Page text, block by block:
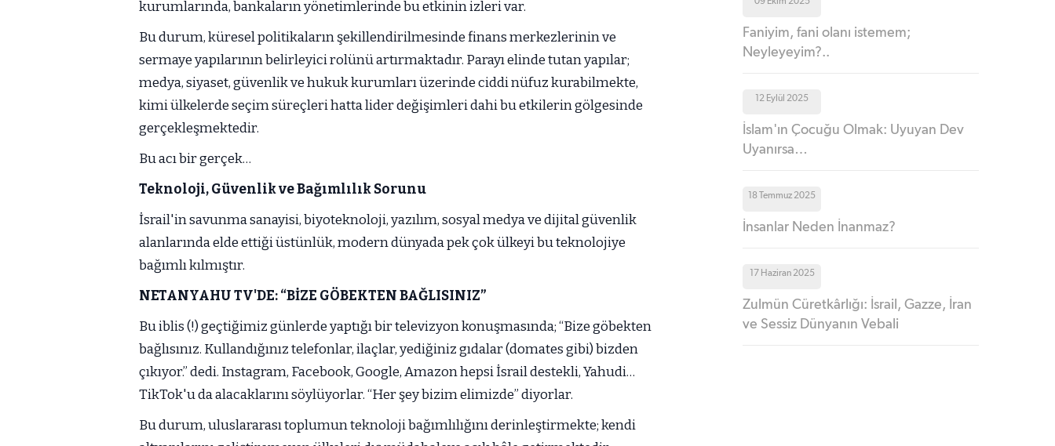
kurumlarında, bankaların yönetimlerinde bu etkinin izleri var.
Bu durum, küresel politikaların şekillendirilmesinde finans merkezlerinin ve
sermaye yapılarının belirleyici rolünü artırmaktadır. Parayı elinde tutan yapılar;
medya, siyaset, güvenlik ve hukuk kurumları üzerinde ciddi nüfuz kurabilmekte,
kimi ülkelerde seçim süreçleri hatta lider değişimleri dahi bu etkilerin gölgesinde
gerçekleşmektedir.
Bu acı bir gerçek…
Teknoloji, Güvenlik ve Bağımlılık Sorunu
İsrail'in savunma sanayisi, biyoteknoloji, yazılım, sosyal medya ve dijital güvenlik
alanlarında elde ettiği üstünlük, modern dünyada pek çok ülkeyi bu teknolojiye
bağımlı kılmıştır.
NETANYAHU TV'DE: “BİZE GÖBEKTEN BAĞLISINIZ”
Bu iblis (!) geçtiğimiz günlerde yaptığı bir televizyon konuşmasında; “Bize göbekten
bağlısınız. Kullandığınız telefonlar, ilaçlar, yediğiniz gıdalar (domates gibi) bizden
çıkıyor.” dedi. Instagram, Facebook, Google, Amazon hepsi İsrail destekli, Yahudi…
TikTok'u da alacaklarını söylüyorlar. “Her şey bizim elimizde” diyorlar.
Bu durum, uluslararası toplumun teknoloji bağımlılığını derinleştirmekte; kendi
Faniyim, fani olanı istemem;
Neyleyeyim?..
12 Eylül 2025
İslam'ın Çocuğu Olmak: Uyuyan Dev
Uyanırsa…
18 Temmuz 2025
İnsanlar Neden İnanmaz?
17 Haziran 2025
Zulmün Cüretkârlığı: İsrail, Gazze, İran
ve Sessiz Dünyanın Vebali